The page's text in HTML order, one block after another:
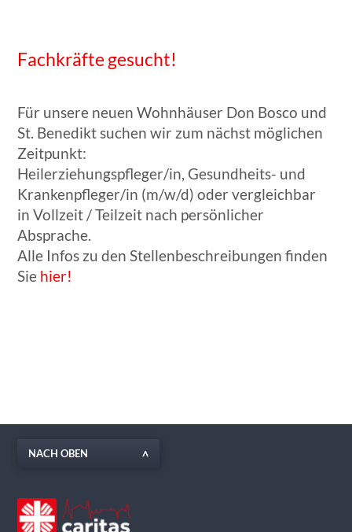
Fachkräfte gesucht!
Für unsere neuen Wohnhäuser Don Bosco und
St. Benedikt suchen wir zum nächst möglichen
Zeitpunkt:
Heilerziehungspfleger/in, Gesundheits- und
Krankenpfleger/in (m/w/d) oder vergleichbar
in Vollzeit / Teilzeit nach persönlicher
Absprache.
Alle Infos zu den Stellenbeschreibungen finden
Sie hier!
NACH OBEN